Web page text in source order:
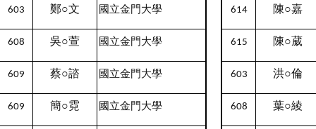
603 鄭○文 國立金門大學 614 陳○嘉
608 吳○萱 國立金門大學 615 陳○葳
609 蔡○諮 國立金門大學 603 洪○倫
609 簡○霓 國立金門大學 608 葉○綾